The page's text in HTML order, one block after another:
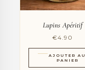
Lupins Apéritif
€4.90
AJOUTER AU
PANIER